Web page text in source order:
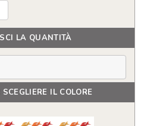
LA QUANTITÀ
IL COLORE